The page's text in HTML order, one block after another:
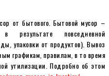
от бытового. Бытовой мусор –
результате повседневной
упаковки от продуктов). Вывоз
графикам, правилам, в то время
утилизации. Подробно об этом